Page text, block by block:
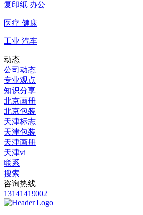
复印纸 办公
医疗 健康
工业 汽车
动态
公司动态
专业观点
知识分享
北京画册
北京包装
天津标志
天津包装
天津画册
天津vi
联系
搜索
咨询热线
13141419002